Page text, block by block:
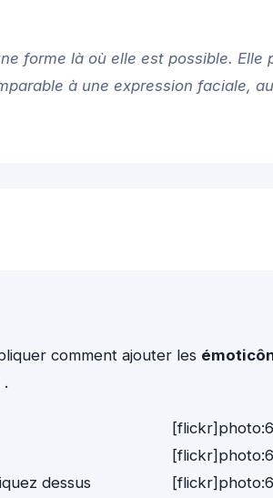
forme là où elle est possible. Elle
à une expression faciale,
comment ajouter les
.
dessus